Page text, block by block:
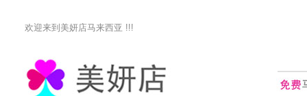
欢迎来到美妍店马来西亚 !!!